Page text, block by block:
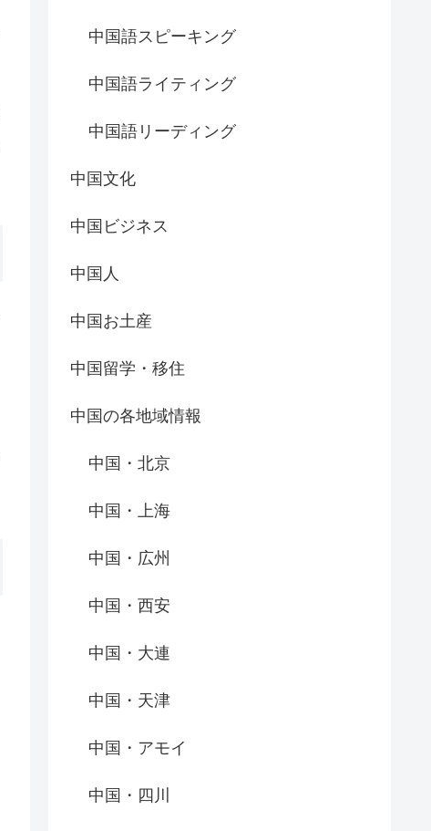
中国語スピーキング
中国語ライティング
中国語リーディング
中国文化
中国ビジネス
中国人
中国お土産
中国留学・移住
中国の各地域情報
中国・北京
中国・上海
中国・広州
中国・西安
中国・大連
中国・天津
中国・アモイ
中国・四川